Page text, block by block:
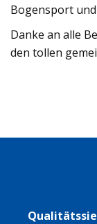
Bogensport und
Danke an alle
den tollen